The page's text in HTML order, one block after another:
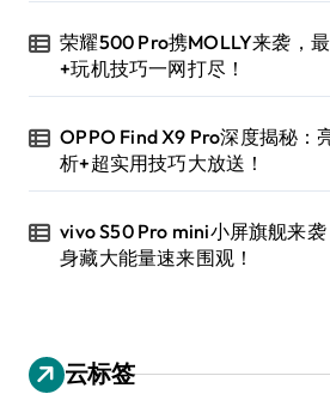
荣耀500 Pro携MOLLY来袭，
+玩机技巧一网打尽！
OPPO Find X9 Pro深度揭秘：
析+超实用技巧大放送！
vivo S50 Pro mini小屏旗舰来
身藏大能量速来围观！
云标签